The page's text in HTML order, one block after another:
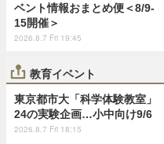
ベント情報おまとめ便＜8/9-
15開催＞
2026.8.7 Fri 19:45
教育イベント
東京都市大「科学体験教室」
24の実験企画…小中向け9/6
2026.8.7 Fri 18:15